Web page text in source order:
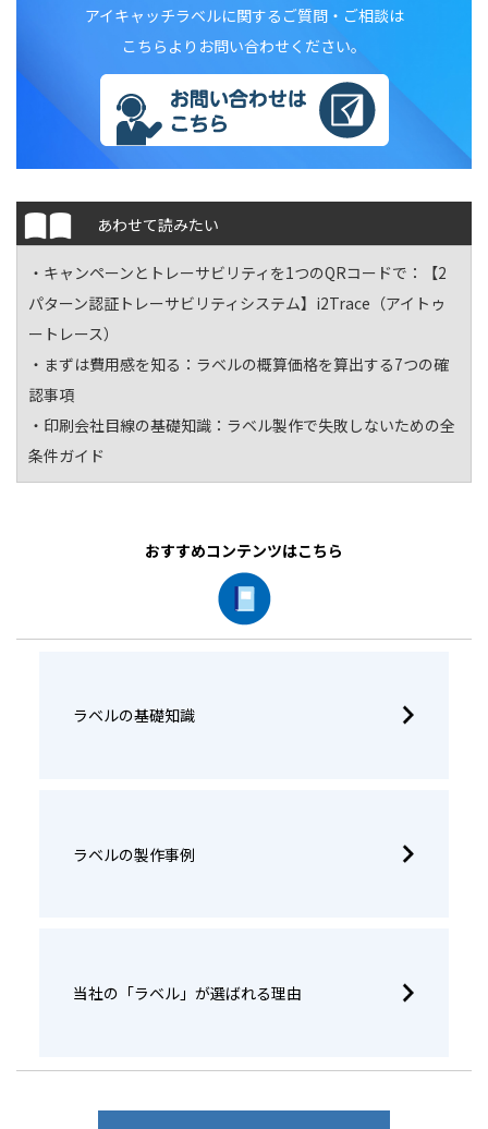
アイキャッチラベルに関するご質問・ご相談は
こちらよりお問い合わせください。
あわせて読みたい
・キャンペーンとトレーサビリティを1つのQRコードで：
【2
パターン認証トレーサビリティシステム】i2Trace（アイトゥ
ートレース）
・まずは費用感を知る： ラベルの概算価格を算出する7つの確
認事項
・印刷会社目線の基礎知識： ラベル製作で失敗しないための全
条件ガイド
おすすめコンテンツはこちら
ラベルの基礎知識
ラベルの製作事例
当社の「ラベル」が選ばれる理由